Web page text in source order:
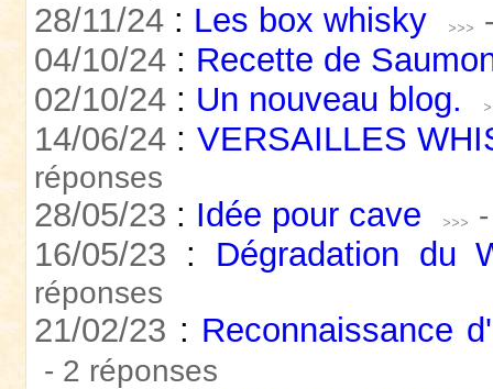
28/11/24 : Les box whisky
04/10/24 : Recette de
02/10/24 : Un nouveau blog.
14/06/24 : VERSAILLES
réponses
28/05/23 : Idée pour cave
16/05/23 : Dégradation du
réponses
21/02/23 : Reconnaissance
- 2 réponses